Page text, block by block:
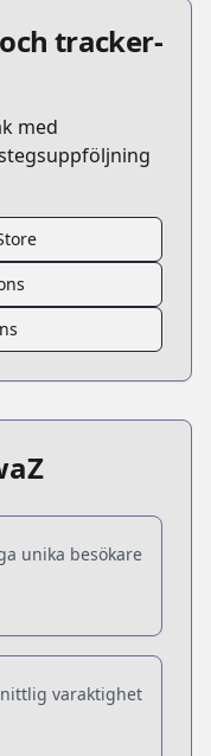
tracker-
med
unika besökare
varaktighet